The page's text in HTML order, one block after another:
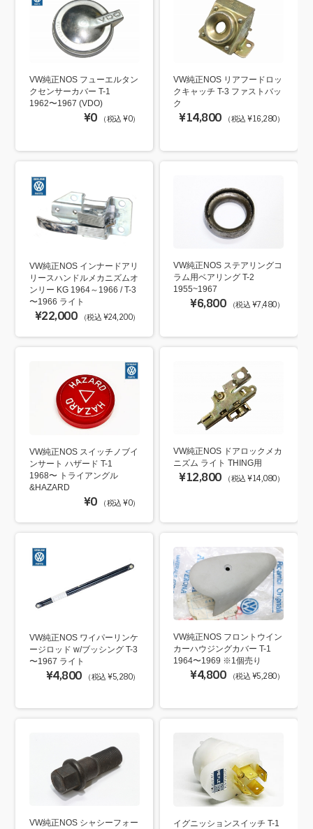
VW純正NOS フューエルタン
クセンサーカバー T-1
1962〜1967 (VDO)
¥0 （税込 ¥0）
VW純正NOS リアフードロッ
クキャッチ T-3 ファストバッ
ク
¥14,800 （税込 ¥16,280）
VW純正NOS インナードアリ
リースハンドルメカニズムオ
ンリー KG 1964～1966 / T-3
〜1966 ライト
¥22,000 （税込 ¥24,200）
VW純正NOS ステアリングコ
ラム用ベアリング T-2
1955~1967
¥6,800 （税込 ¥7,480）
VW純正NOS スイッチノブイ
ンサート ハザード T-1
1968〜 トライアングル
&HAZARD
¥0 （税込 ¥0）
VW純正NOS ドアロックメカ
ニズム ライト THING用
¥12,800 （税込 ¥14,080）
VW純正NOS ワイパーリンケ
ージロッド w/ブッシング T-3
〜1967 ライト
¥4,800 （税込 ¥5,280）
VW純正NOS フロントウイン
カーハウジングカバー T-1
1964〜1969 ※1個売り
¥4,800 （税込 ¥5,280）
VW純正NOS シャシーフォー イグニッションスイッチ T-1